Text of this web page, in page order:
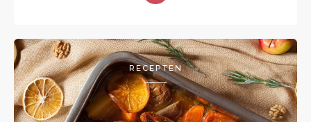
RECEPTEN